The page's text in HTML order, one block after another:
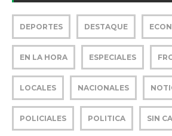
DEPORTES DESTAQUE
EN LA HORA ESPECIALES
LOCALES NACIONALES
POLICIALES POLITICA SIN